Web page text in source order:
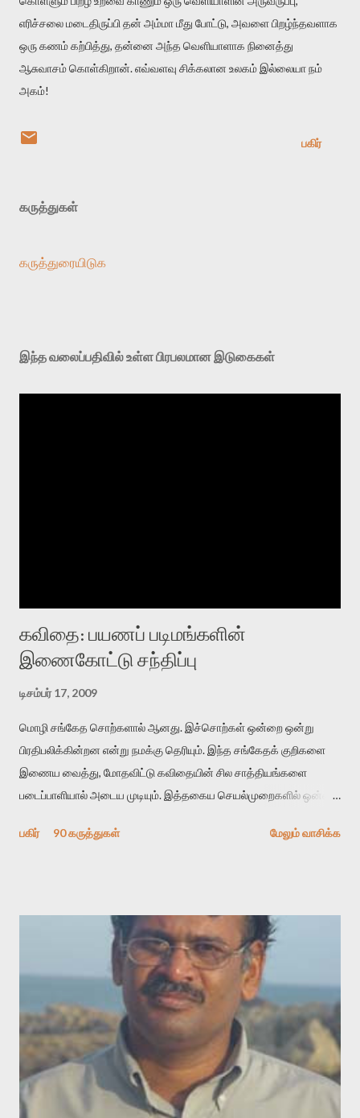
எரிச்சலை மடைதிருப்பி தன் அம்மா மீது போட்டு, அவளை பிறழ்ந்தவளாக
ஒரு கணம் கற்பித்து, தன்னை அந்த வெளியாளாக நினைத்து
ஆசுவாசம் கொள்கிறான். எவ்வளவு சிக்கலான உலகம் இல்லையா நம்
அகம்!
பகிர்
கருத்துகள்
கருத்துரையிடுக
இந்த வலைப்பதிவில் உள்ள பிரபலமான இடுகைகள்
கவிதை: பயணப் படிமங்களின்
இணைகோட்டு சந்திப்பு
டிசம்பர் 17, 2009
மொழி சங்கேத சொற்களால் ஆனது. இச்சொற்கள் ஒன்றை ஒன்று
பிரதிபலிக்கின்றன என்று நமக்கு தெரியும். இந்த சங்கேதக் குறிகளை
இணைய வைத்து, மோதவிட்டு கவிதையின் சில சாத்தியங்களை
படைப்பாளியால் அடைய முடியும். இத்தகைய செயல்முறைகளில் ஒன்றை
காலத்தில் ஜாலவித்தைக்காரர்கள் வந்து போன பின் அவர்களின்
அதிகமாக்கும். கொல்லாது. ஒரு கனவை மீட்டெடுப்பதன் நோக்கம்
என்னவாக இருக்கும்? கவிதையின் அரூப இயக்கத்தை பொதுவயமாக
வடிக்க முயல்வதும் அதற்கே. கோயில் கருவறையின்
மென்வெளிச்சத்தில் நுண்பேசியின் படக்கருவியை இயக்கி சாத்தி
வைத்து விட்டு இயக்கத்தை அறிவோம். அறிதல் அபச்சாரமில்லை.
பயணப் படிமம் என்பது காக்னிடிவ் பொயடிக்ஸ் எனும் சமகால
விமர்சனத்தின் ஒரு முக்கிய கருவி. இக்கருவியை மனுஷ்யபுத்திரனின்
“காலை வணக்கங்கள்” எனும் ஒரு கவிதையில் சொருகப் போகிறோம்.
முதலில் கருவியை பழகுவோம். அன்றாட மொழியில் ஒன்று ம...
பகிர் 90 கருத்துகள் மேலும் வாசிக்க